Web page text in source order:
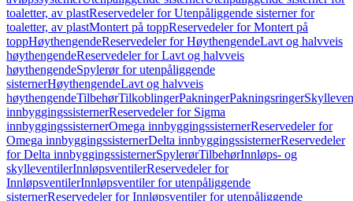
toaletter, av plastReservedeler for Utenpåliggende sisterner for
toaletter, av plastMontert på toppReservedeler for Montert på
toppHøythengendeReservedeler for HøythengendeLavt og halvveis
høythengendeReservedeler for Lavt og halvveis
høythengendeSpylerør for utenpåliggende
sisternerHøythengendeLavt og halvveis
høythengendeTilbehørTilkoblingerPakningerPakningsringer
innbyggingssisternerReservedeler for Sigma
innbyggingssisternerOmega innbyggingssisternerReservedeler for
Omega innbyggingssisternerDelta innbyggingssisternerReservedeler
for Delta innbyggingssisternerSpylerørTilbehørInnløps- og
skylleventilerInnløpsventilerReservedeler for
InnløpsventilerInnløpsventiler for utenpåliggende
sisternerReservedeler for Innløpsventiler for utenpåliggende